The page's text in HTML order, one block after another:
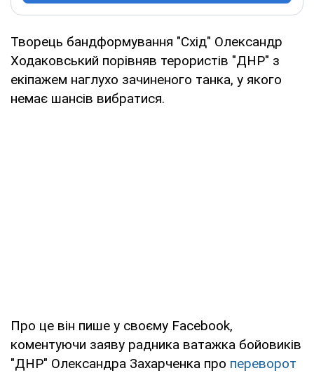
Творець бандформування "Схід" Олександр
Ходаковський порівняв терористів "ДНР" з
екіпажем наглухо зачиненого танка, у якого
немає шансів вибратися.
Про це він пише у своєму Facebook,
коментуючи заяву радника ватажка бойовиків
"ДНР" Олександра Захарченка про переворот